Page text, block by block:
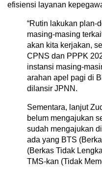
efisiensi layanan
“Rutin lakukan plan-
masing-masing
akan kita kerjakan,
CPNS dan PPPK
instansi masing-
arahan apel pagi di
dilansir JPNN.
Sementara, lanjut
belum mengajukan
sudah mengajukan
ada yang BTS
(Berkas Tidak
TMS-kan (Tidak